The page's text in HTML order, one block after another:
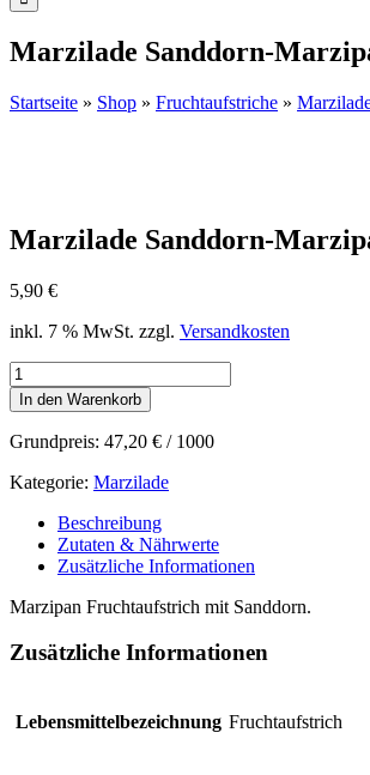
Marzilade Sanddorn-
Startseite » Shop » Fruchtaufstriche »
Marzilade Sanddorn-
5,90 €
inkl. 7 % MwSt. zzgl. Versandkosten
Marzilade
Sanddorn-
Marzipan
Menge
In den Warenkorb
Grundpreis: 47,20 € / 1000
Kategorie: Marzilade
Beschreibung
Zutaten & Nährwerte
Zusätzliche Informationen
Marzipan Fruchtaufstrich mit Sanddorn.
Zusätzliche Informationen
Lebensmittelbezeichnung Fruchtaufstrich